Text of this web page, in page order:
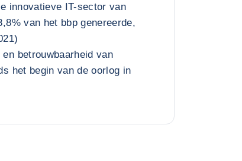
innovatieve IT-sector van
van het bbp genereerde,
betrouwbaarheid van
het begin van de oorlog in